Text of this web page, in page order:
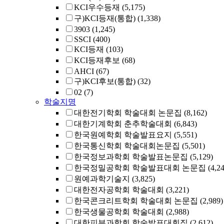
KCI우수등재 (5,175)
구)KCI등재(통합) (1,338)
3903 (1,245)
SSCI (400)
KCI등재 (103)
KCI등재후보 (68)
AHCI (67)
구)KCI후보(통합) (32)
02 (7)
학술지명
대한전기학회 학술대회 논문집 (8,162)
대한기계학회 춘추학술대회 (6,843)
한국원예학회 학술발표요지 (5,551)
한국통신학회 학술대회논문집 (5,501)
한국정보과학회 학술발표논문집 (5,129)
한국정밀공학회 학술발표대회 논문집
원예과학기술지 (3,825)
대한전자공학회 학술대회 (3,221)
한국콘크리트학회 학술대회 논문집 (2,989)
한국생물공학회 학술대회 (2,988)